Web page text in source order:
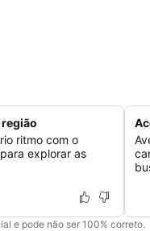
ritmo com o
explorar as
e pode não ser 100% correto.